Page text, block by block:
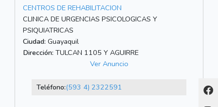
CENTROS DE REHABILITACION
CLINICA DE URGENCIAS PSICOLOGICAS Y
PSIQUIATRICAS
Ciudad: Guayaquil
Dirección: TULCAN 1105 Y AGUIRRE
Ver Anuncio
Teléfono:(593 4) 2322591